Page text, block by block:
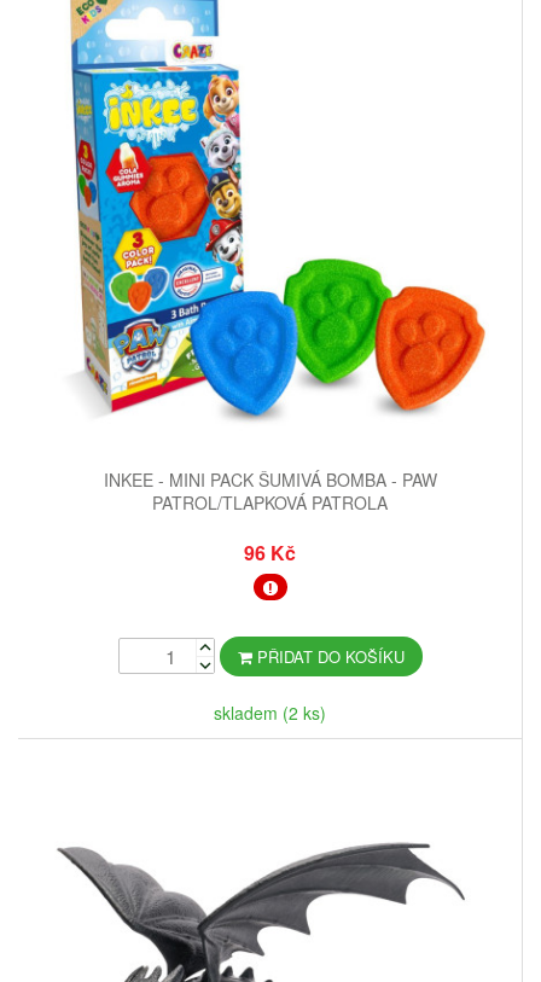
INKEE - MINI PACK ŠUMIVÁ BOMBA - PAW
PATROL/TLAPKOVÁ PATROLA
96 Kč
PŘIDAT DO KOŠÍKU
skladem (2 ks)